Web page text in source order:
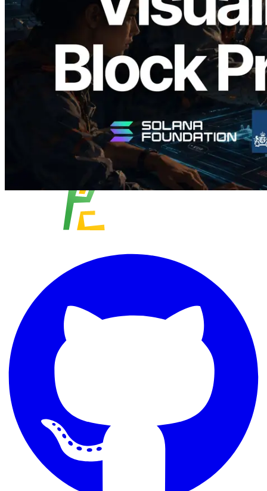
produção de bloco por slot e o validador
responsável